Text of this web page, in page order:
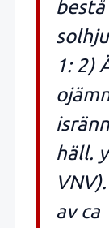
bestå
1: 2)
häll.
av ca